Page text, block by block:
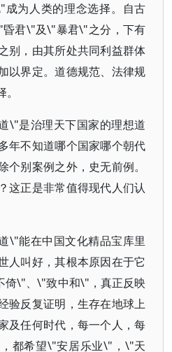
为人类的理念选择。自古
君\"及\"暴君\"之分，下有
别，由其所处共同利益群体
以界定。道德规范、法律规
\"是治理天下国家的理想道
年不知道哪个国家哪个朝代
别案例之外，史无前例。
这正是非常值得现代人们认
\"能在中国文化精品宝库里
人叫好，其根本原因在于它
倚\"、\"致中和\"，真正反映
验反复证明，生存在地球上
及任何时代，每一个人，每
都希望\"安居乐业\"，\"天